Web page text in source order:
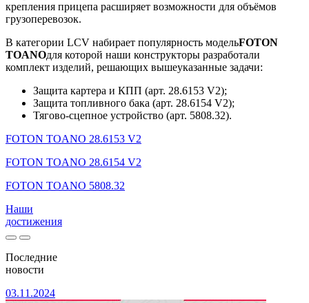
крепления прицепа расширяет возможности для объёмов
грузоперевозок.
В категории LCV набирает популярность модельFOTON
TOANOдля которой наши конструкторы разработали
комплект изделий, решающих вышеуказанные задачи:
Защита картера и КПП (арт. 28.6153 V2);
Защита топливного бака (арт. 28.6154 V2);
Тягово-сцепное устройство (арт. 5808.32).
FOTON TOANO 28.6153 V2
FOTON TOANO 28.6154 V2
FOTON TOANO 5808.32
Наши
достижения
Последние
новости
03.11.2024